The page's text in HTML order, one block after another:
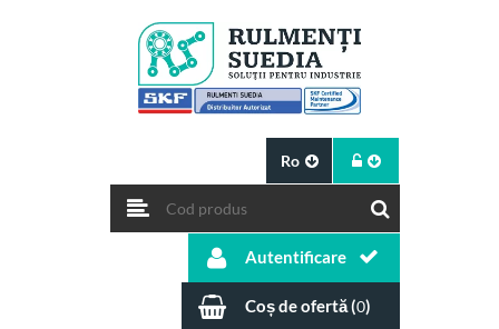
Ro
Autentificare
Coș de ofertă (0)